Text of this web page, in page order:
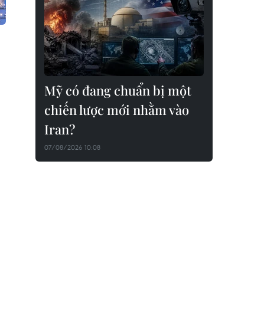
Mỹ có đang chuẩn bị một
chiến lược mới nhằm vào
Iran?
07/08/2026 10:08